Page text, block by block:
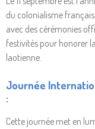
du colonialisme
avec des cérémonies
festivités pour honorer
laotienne.
Journée
:
Cette journée met en